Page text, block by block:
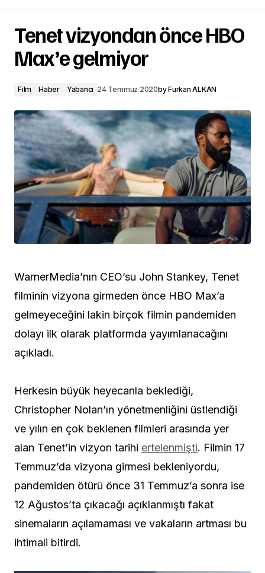
Tenet vizyondan önce HBO
Max’e gelmiyor
Film Haber Yabancı 24 Temmuz 2020byFurkan ALKAN
WarnerMedia’nın CEO’su John Stankey, Tenet
filminin vizyona girmeden önce HBO Max’a
gelmeyeceğini lakin birçok filmin pandemiden
dolayı ilk olarak platformda yayımlanacağını
açıkladı.
Herkesin büyük heyecanla beklediği,
Christopher Nolan’ın yönetmenliğini üstlendiği
ve yılın en çok beklenen filmleri arasında yer
alan Tenet’in vizyon tarihi ertelenmişti. Filmin 17
Temmuz’da vizyona girmesi bekleniyordu,
pandemiden ötürü önce 31 Temmuz’a sonra ise
12 Ağustos’ta çıkacağı açıklanmıştı fakat
sinemaların açılamaması ve vakaların artması bu
ihtimali bitirdi.